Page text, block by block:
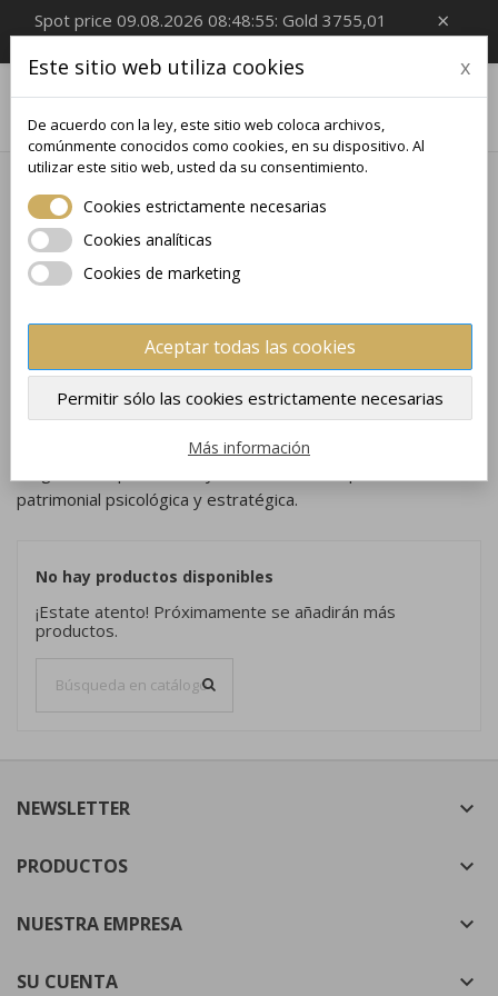
×
Spot price 09.08.2026 08:48:55: Gold 3755,01
EUR/Oz, Silver 54,99 EUR/Oz

1 KG
Los lingotes de oro de 1 kg representan el estándar más
alto para inversores institucionales y privados que desean
una masa sólida de metal de inversión. Este peso ofrece un
equilibrio perfecto entre el valor concentrado y la practicidad
en el almacenamiento a largo plazo. A diferencia de los
lingotes más pequeños, los formatos de 1 kg proporcionan
la sensación inconfundible de una "masa de oro real y
patrimonial psicológica y estratégica.
No hay productos disponibles
¡Estate atento! Próximamente se añadirán más
productos.
NEWSLETTER 
PRODUCTOS 
NUESTRA EMPRESA 
SU CUENTA 
Mis deseos
add_circle_outline Crear nueva lista
((modalTitle)) ×
((cancelText)) ((modalDeleteText))
Crear lista de deseos
Iniciar sesión
Cancelar Iniciar sesión
Este sitio web utiliza cookies x
De acuerdo con la ley, este sitio web coloca archivos,
comúnmente conocidos como cookies, en su dispositivo. Al
utilizar este sitio web, usted da su consentimiento.
Cookies estrictamente necesarias
Cookies analíticas
Cookies de marketing
Aceptar todas las cookies
Permitir sólo las cookies estrictamente necesarias
Más información